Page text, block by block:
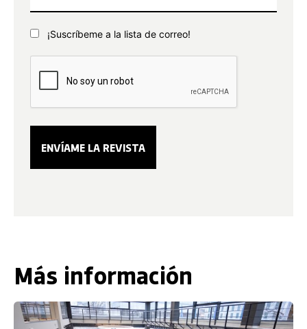
¡Suscríbeme a la lista de correo!
Más información